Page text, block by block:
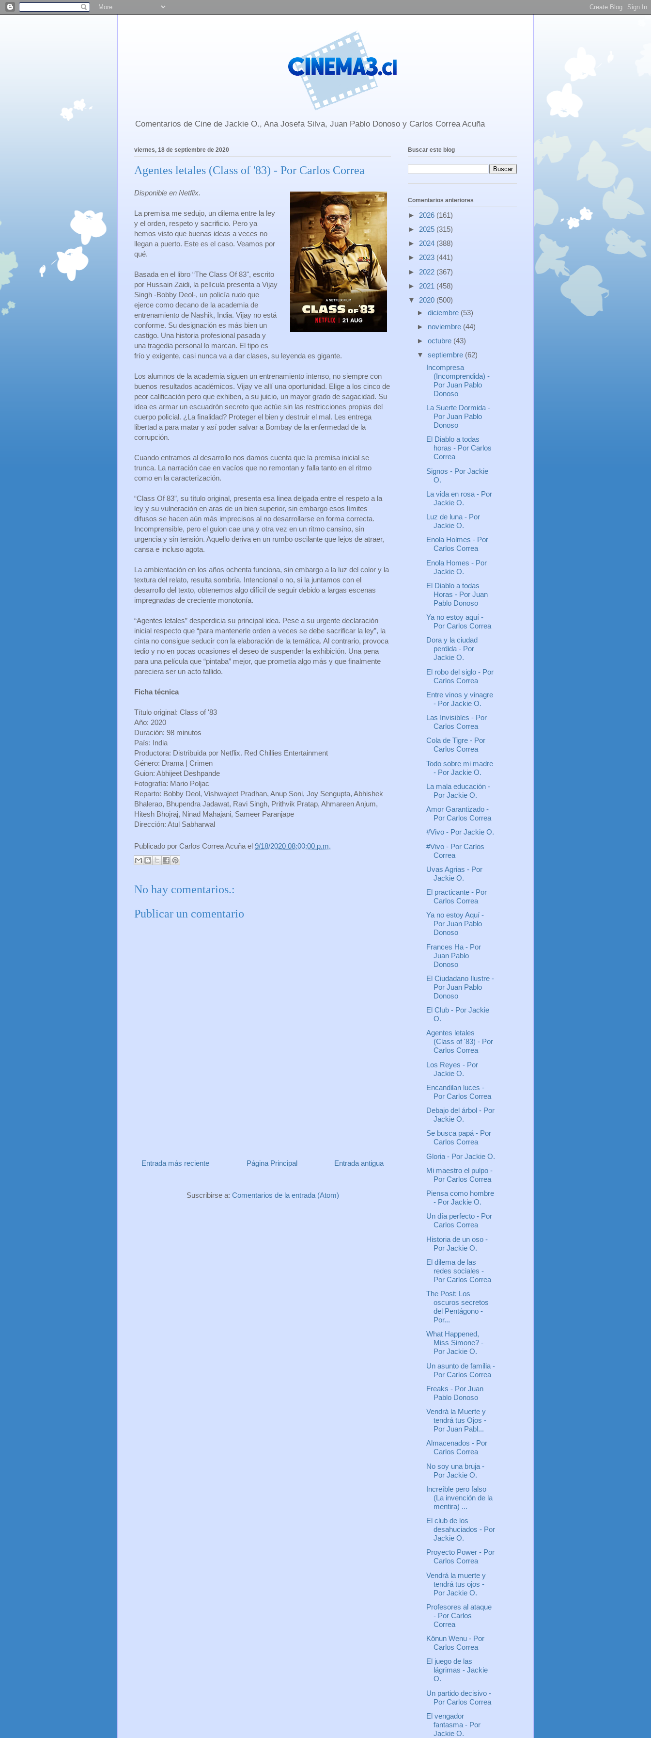
Comentarios de Cine de Jackie O., Ana Josefa Silva, Juan Pablo Donoso y Carlos Correa Acuña
viernes, 18 de septiembre de 2020
Agentes letales (Class of '83) - Por Carlos Correa
Disponible en Netflix.
La premisa me sedujo, un dilema entre la ley
y el orden, respeto y sacrificio. Pero ya
hemos visto que buenas ideas a veces no
llegan a puerto. Este es el caso. Veamos por
qué.
Basada en el libro “The Class Of 83", escrito
por Hussain Zaidi, la película presenta a Vijay
Singh -Bobby Deol-, un policía rudo que
ejerce como decano de la academia de
entrenamiento de Nashik, India. Vijay no está
conforme. Su designación es más bien un
castigo. Una historia profesional pasada y
una tragedia personal lo marcan. El tipo es
frío y exigente, casi nunca va a dar clases, su leyenda es gigante.
Los alumnos de la academia siguen un entrenamiento intenso, no siempre con
buenos resultados académicos. Vijay ve allí una oportunidad. Elige a los cinco de
peor calificación pero que exhiben, a su juicio, un mayor grado de sagacidad. Su
idea es armar un escuadrón secreto que actúe sin las restricciones propias del
cuerpo policial. ¿La finalidad? Proteger el bien y destruir el mal. Les entrega
libertad a para matar y así poder salvar a Bombay de la enfermedad de la
corrupción.
Cuando entramos al desarrollo nos damos cuenta que la premisa inicial se
trunca. La narración cae en vacíos que no remontan y falla tanto en el ritmo
como en la caracterización.
“Class Of 83”, su título original, presenta esa línea delgada entre el respeto a la
ley y su vulneración en aras de un bien superior, sin embargo esos límites
difusos se hacen aún más imprecisos al no desarrollarse en forma correcta.
Incomprensible, pero el guion cae una y otra vez en un ritmo cansino, sin
urgencia y sin tensión. Aquello deriva en un rumbo oscilante que lejos de atraer,
cansa e incluso agota.
La ambientación en los años ochenta funciona, sin embargo a la luz del color y la
textura del relato, resulta sombría. Intencional o no, si la juntamos con el
desarrollo del texto, obtenemos algo difícil de seguir debido a largas escenas
impregnadas de creciente monotonía.
“Agentes letales” desperdicia su principal idea. Pese a su urgente declaración
inicial respecto que “para mantenerle orden a veces se debe sacrificar la ley”, la
cinta no consigue seducir con la elaboración de la temática. Al contrario, provoca
tedio y no en pocas ocasiones el deseo de suspender la exhibición. Una pena
para una película que “pintaba” mejor, que prometía algo más y que finalmente
pareciera ser un acto fallido.
Ficha técnica
Título original: Class of '83
Año: 2020
Duración: 98 minutos
País: India
Productora: Distribuida por Netflix. Red Chillies Entertainment
Género: Drama | Crimen
Guion: Abhijeet Deshpande
Fotografía: Mario Poljac
Reparto: Bobby Deol, Vishwajeet Pradhan, Anup Soni, Joy Sengupta, Abhishek
Bhalerao, Bhupendra Jadawat, Ravi Singh, Prithvik Pratap, Ahmareen Anjum,
Hitesh Bhojraj, Ninad Mahajani, Sameer Paranjape
Dirección: Atul Sabharwal
Publicado por Carlos Correa Acuña el 9/18/2020 08:00:00 p.m.
No hay comentarios.:
Publicar un comentario
Entrada más reciente Entrada antigua
Página Principal
Suscribirse a: Comentarios de la entrada (Atom)
Buscar este blog
Comentarios anteriores
► 2026 (161)
► 2025 (315)
► 2024 (388)
► 2023 (441)
► 2022 (367)
► 2021 (458)
▼ 2020 (500)
► diciembre (53)
► noviembre (44)
► octubre (43)
▼ septiembre (62)
Incompresa
(Incomprendida) -
Por Juan Pablo
Donoso
La Suerte Dormida -
Por Juan Pablo
Donoso
El Diablo a todas
horas - Por Carlos
Correa
Signos - Por Jackie
O.
La vida en rosa - Por
Jackie O.
Luz de luna - Por
Jackie O.
Enola Holmes - Por
Carlos Correa
Enola Homes - Por
Jackie O.
El Diablo a todas
Horas - Por Juan
Pablo Donoso
Ya no estoy aquí -
Por Carlos Correa
Dora y la ciudad
perdida - Por
Jackie O.
El robo del siglo - Por
Carlos Correa
Entre vinos y vinagre
- Por Jackie O.
Las Invisibles - Por
Carlos Correa
Cola de Tigre - Por
Carlos Correa
Todo sobre mi madre
- Por Jackie O.
La mala educación -
Por Jackie O.
Amor Garantizado -
Por Carlos Correa
#Vivo - Por Jackie O.
#Vivo - Por Carlos
Correa
Uvas Agrias - Por
Jackie O.
El practicante - Por
Carlos Correa
Ya no estoy Aquí -
Por Juan Pablo
Donoso
Frances Ha - Por
Juan Pablo
Donoso
El Ciudadano Ilustre -
Por Juan Pablo
Donoso
El Club - Por Jackie
O.
Agentes letales
(Class of '83) - Por
Carlos Correa
Los Reyes - Por
Jackie O.
Encandilan luces -
Por Carlos Correa
Debajo del árbol - Por
Jackie O.
Se busca papá - Por
Carlos Correa
Gloria - Por Jackie O.
Mi maestro el pulpo -
Por Carlos Correa
Piensa como hombre
- Por Jackie O.
Un día perfecto - Por
Carlos Correa
Historia de un oso -
Por Jackie O.
El dilema de las
redes sociales -
Por Carlos Correa
The Post: Los
oscuros secretos
del Pentágono -
Por...
What Happened,
Miss Simone? -
Por Jackie O.
Un asunto de familia -
Por Carlos Correa
Freaks - Por Juan
Pablo Donoso
Vendrá la Muerte y
tendrá tus Ojos -
Por Juan Pabl...
Almacenados - Por
Carlos Correa
No soy una bruja -
Por Jackie O.
Increíble pero falso
(La invención de la
mentira) ...
El club de los
desahuciados - Por
Jackie O.
Proyecto Power - Por
Carlos Correa
Vendrá la muerte y
tendrá tus ojos -
Por Jackie O.
Profesores al ataque
- Por Carlos
Correa
Könun Wenu - Por
Carlos Correa
El juego de las
lágrimas - Jackie
O.
Un partido decisivo -
Por Carlos Correa
El vengador
fantasma - Por
Jackie O.